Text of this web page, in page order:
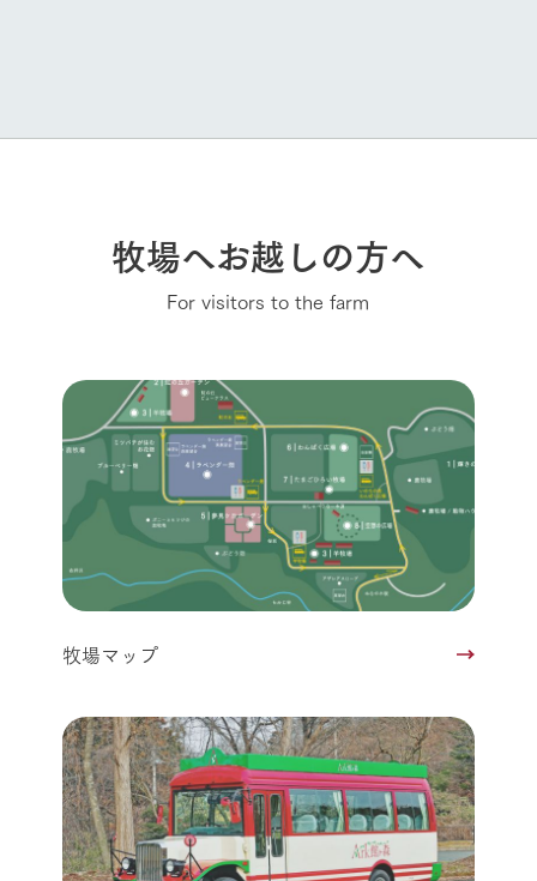
牧場へお越しの方へ
For visitors to the farm
牧場マップ